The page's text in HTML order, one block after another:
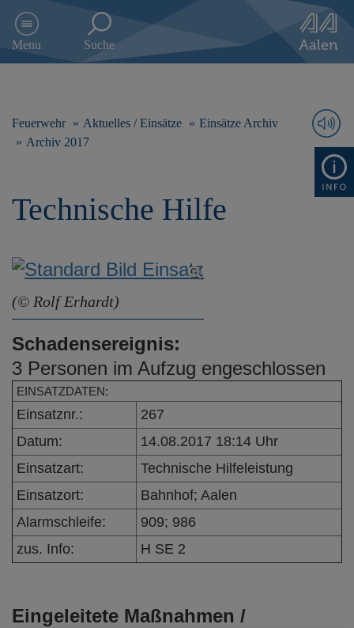
e
h
n
Menu Suche
Feuerwehr Aktuelles / Einsätze
Einsätze Archiv
Archiv 2017
Technische Hilfe
(© Rolf Erhardt)
Schadensereignis:
3 Personen im Aufzug engeschlossen
EINSATZDATEN:
Einsatznr.:
267
Datum:
14.08.2017 18:14 Uhr
Einsatzart:
Technische Hilfeleistung
Einsatzort:
Bahnhof; Aalen
Alarmschleife:
909; 986
zus. Info:
H SE 2
Eingeleitete Maßnahmen /